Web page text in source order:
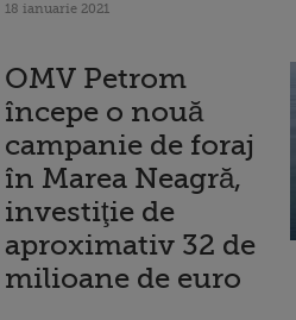
18 ianuarie 2021
OMV Petrom
începe o nouă
campanie de foraj
în Marea Neagră,
investiţie de
aproximativ 32 de
milioane de euro